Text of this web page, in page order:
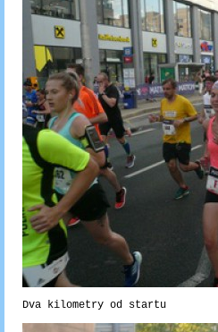
Dva kilometry od startu